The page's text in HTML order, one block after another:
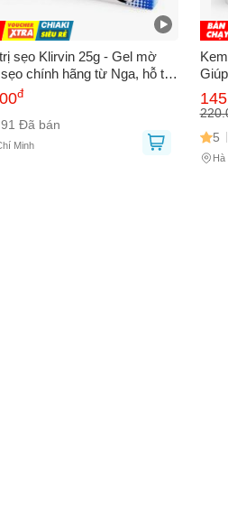
sẹo Klirvin 25g - Gel mờ
chính hãng từ Nga, hỗ trợ
da và cải thiện vết thâm
quả.
đ
91 Đã bán
Minh
5
Hà
Hãy báo lỗi cho
Tên của bạn
Số điện thoại